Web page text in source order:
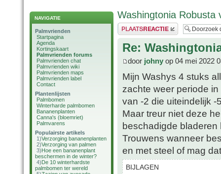
NAVIGATIE
Palmvrienden
Startpagina
Agenda
Kortingskaart
Palmvrienden forums
Palmvrienden chat
Palmvrienden wiki
Palmvrienden maps
Palmvrienden label
Contact
Plantenlijsten
Palmbomen
Winterharde palmbomen
Bananenplanten
Canna's (bloemriet)
Palmvarens
Populairste artikels
1)Verzorging bananenplanten
2)Verzorging van palmen
3)Hoe een bananenplant
beschermen in de winter?
4)De 10 winterhardste
palmbomen ter wereld
Washingtonia Robusta
Plaats een reactie
Re:
door johny op 04 mei 2022
Mijn Washys 4 stuks
zachte weer periode
van -2 die uiteindelijk
Maar treur niet deze
beschadigde bladeren
Trouwens wanneer
en met steel of mag
BIJLAGEN